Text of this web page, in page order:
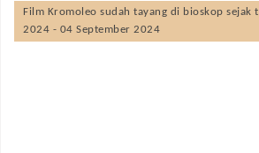
Film Kromoleo sudah tayang di bioskop sejak
2024 - 04 September 2024